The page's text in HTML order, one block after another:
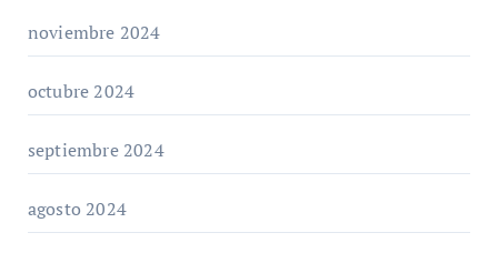
noviembre 2024
octubre 2024
septiembre 2024
agosto 2024